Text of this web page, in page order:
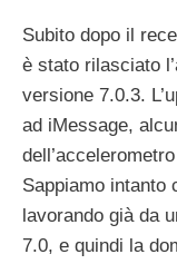
Subito dopo il
è stato rilasciato
versione 7.0.3.
ad iMessage,
Sappiamo intanto
lavorando già da
7.0, e quindi la